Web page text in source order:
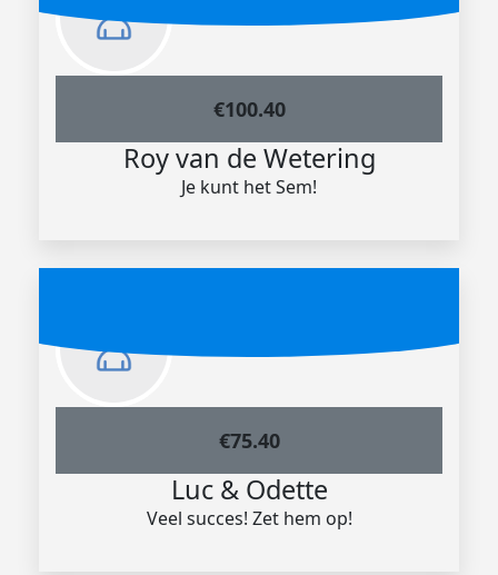
€100.40
Roy van de Wetering
Je kunt het Sem!
€75.40
Luc & Odette
Veel succes! Zet hem op!